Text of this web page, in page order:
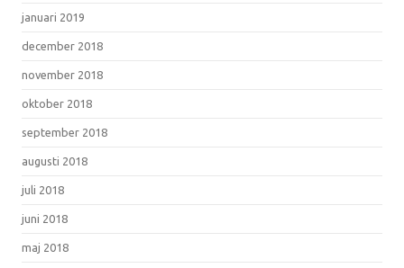
januari 2019
december 2018
november 2018
oktober 2018
september 2018
augusti 2018
juli 2018
juni 2018
maj 2018